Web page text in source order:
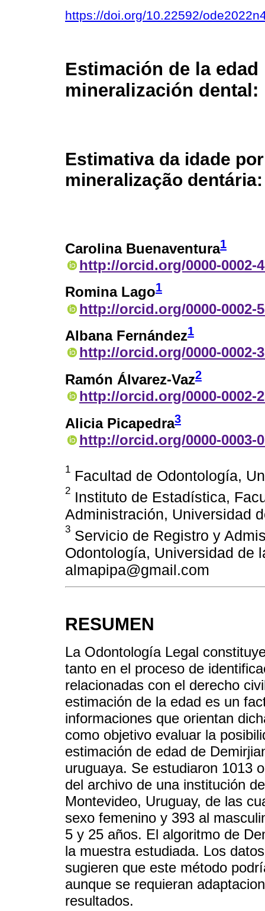
https://doi.org/10.22592/
Estimación de la
mineralización
Estimativa da idade
mineralização
Carolina Buenaventura1
http://orcid.org/0000-0002-
Romina Lago1
http://orcid.org/0000-0002-
Albana Fernández1
http://orcid.org/0000-0002-
Ramón Álvarez-Vaz2
http://orcid.org/0000-0002-
Alicia Picapedra3
http://orcid.org/0000-0003-
1 Facultad de Odontología,
2 Instituto de Estadística,
Administración, Universidad
3 Servicio de Registro y
Odontología, Universidad de
almapipa@gmail.com
RESUMEN
La Odontología Legal
tanto en el proceso de
relacionadas con el derecho
estimación de la edad es un
informaciones que orientan
como objetivo evaluar la
estimación de edad de
uruguaya. Se estudiaron 1013
del archivo de una institución
Montevideo, Uruguay, de las
sexo femenino y 393 al
5 y 25 años. El algoritmo de
la muestra estudiada. Los
sugieren que este método
aunque se requieran
resultados.